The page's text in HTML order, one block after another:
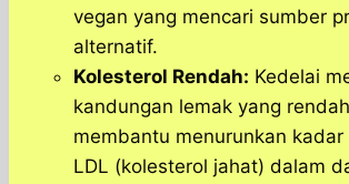
vegan yang mencari sumber
alternatif.
Kolesterol Rendah: Kedelai
kandungan lemak yang
membantu menurunkan kadar
LDL (kolesterol jahat) dalam